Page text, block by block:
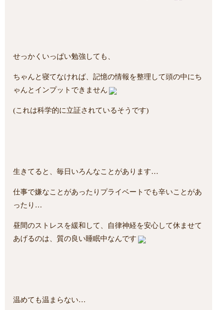
せっかくいっぱい勉強しても、
ちゃんと寝てなければ、記憶の情報を整理して頭の中にち
ゃんとインプットできません
(これは科学的に立証されているそうです)
生きてると、毎日いろんなことがあります…
仕事で嫌なことがあったりプライベートでも辛いことがあ
ったり…
昼間のストレスを緩和して、自律神経を安心して休ませて
あげるのは、質の良い睡眠中なんです
温めても温まらない…